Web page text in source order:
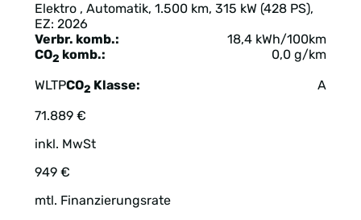
Elektro , Automatik, 1.500 km, 315 kW (428 PS),
EZ: 2026
Verbr. komb.:
18,4 kWh/100km
CO2 komb.: 0,0 g/km
WLTPCO2 Klasse: A
71.889 €
inkl. MwSt
949 €
mtl. Finanzierungsrate